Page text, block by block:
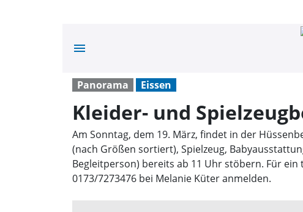
menu
Panorama Eissen
Kleider- und
Am Sonntag, dem 19. März, findet in der
(nach Größen sortiert), Spielzeug,
Begleitperson) bereits ab 11 Uhr stöbern. Für
0173/7273476 bei Melanie Küter anmelden.